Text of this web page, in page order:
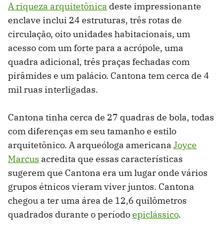
A riqueza arquitetônica deste impressionante
enclave inclui 24 estruturas, três rotas de
circulação, oito unidades habitacionais, um
acesso com um forte para a acrópole, uma
quadra adicional, três praças fechadas com
pirâmides e um palácio. Cantona tem cerca de 4
mil ruas interligadas.
Cantona tinha cerca de 27 quadras de bola, todas
com diferenças em seu tamanho e estilo
arquitetônico. A arqueóloga americana Joyce
Marcus acredita que essas características
sugerem que Cantona era um lugar onde vários
grupos étnicos vieram viver juntos. Cantona
chegou a ter uma área de 12,6 quilômetros
quadrados durante o períodoepiclássico.